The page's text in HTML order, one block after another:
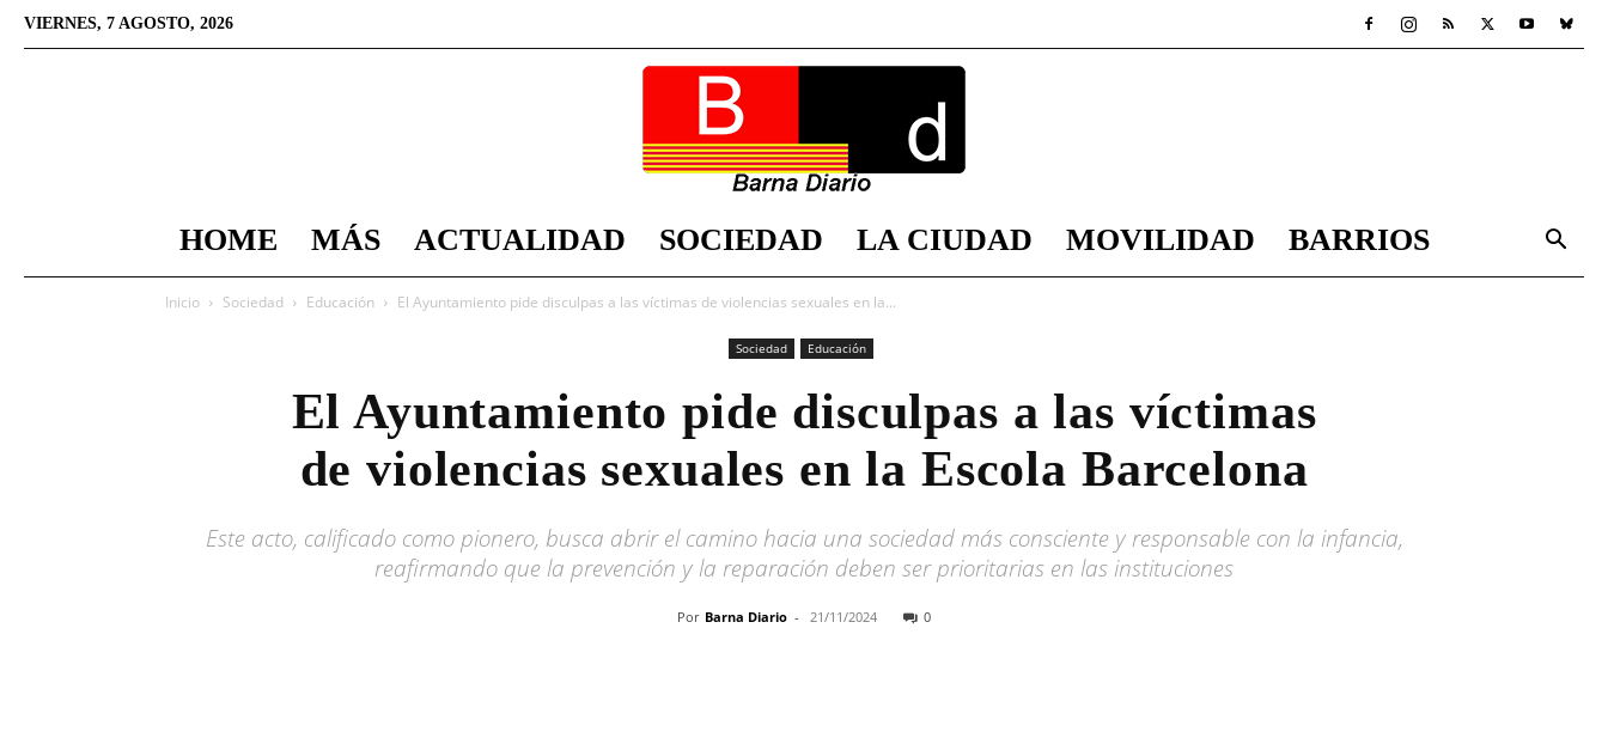
VIERNES, 7 AGOSTO, 2026
Diario
HOME MÁS ACTUALIDAD SOCIEDAD LA CIUDAD MOVILIDAD BARRIOS
Inicio Sociedad Educación El Ayuntamiento pide disculpas a las víctimas de violencias sexuales en la...
Sociedad Educación
El Ayuntamiento pide disculpas a las víctimas
de violencias sexuales en la Escola Barcelona
Este acto, calificado como pionero, busca abrir el camino hacia una sociedad más consciente y responsable con la infancia,
reafirmando que la prevención y la reparación deben ser prioritarias en las instituciones
Por Barna Diario - 21/11/2024 0